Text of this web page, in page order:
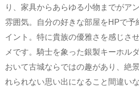
り、家具からあらゆる小物までがア
雰囲気。自分の好きな部屋をHPで予
イント。特に貴族の優雅さを感じさ
メです。騎士を象った銀製キーホル
おいて古城ならではの趣があり、絶
れられない思い出になること間違いな